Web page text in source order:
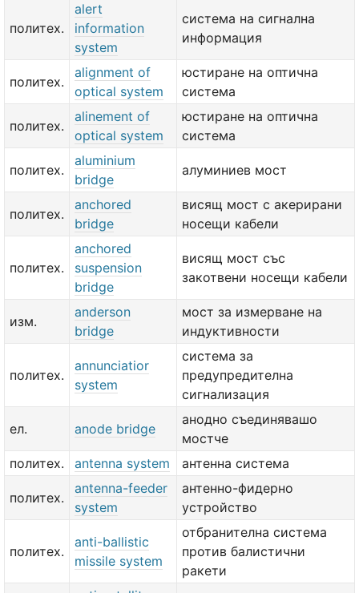
политех.
alert
information
system
система на сигнална
информация
политех.
alignment of
optical system
юстиране на оптична
система
политех.
alinement of
optical system
юстиране на оптична
система
политех.
aluminium
bridge
алуминиев мост
политех.
anchored
bridge
висящ мост с акерирани
носещи кабели
политех.
anchored
suspension
bridge
висящ мост със
закотвени носещи кабели
изм.
anderson
bridge
мост за измерване на
индуктивности
политех.
annunciatior
system
система за
предупредителна
сигнализация
ел. anode bridge
анодно съединявашо
мостче
политех.
antenna system антенна система
политех.
antenna-feeder
system
антенно-фидерно
устройство
политех.
anti-ballistic
missile system
отбранителна система
против балистични
ракети